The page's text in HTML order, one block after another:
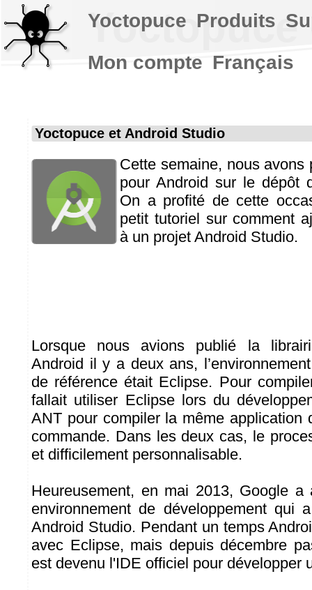
Yoctopuce et Android Studio
Cette semaine, nous avons
pour Android sur le dépôt
On a profité de cette
petit tutoriel sur comment
à un projet Android Studio.
Lorsque nous avions publié la
Android il y a deux ans,
de référence était Eclipse. Pour
fallait utiliser Eclipse lors du
ANT pour compiler la même application
commande. Dans les deux cas, le
et difficilement personnalisable.
Heureusement, en mai 2013, Google a
environnement de développement qui
Android Studio. Pendant un temps
avec Eclipse, mais depuis décembre
est devenu l'IDE officiel pour développer
Yoctopuce Produits
Mon compte Français